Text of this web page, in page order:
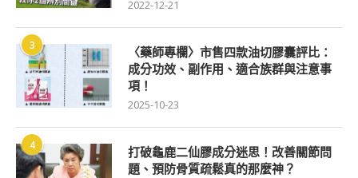
2022-12-21
3
〈藥師專欄〉市售四款油切膠囊評比：
成分功效、副作用、適合族群與注意事
項！
2025-10-23
4
打破龜鹿二仙膠成分迷思！改善關節問
題、預防骨質疏鬆真的那麼神？